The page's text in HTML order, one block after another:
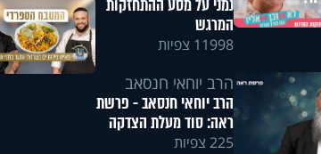
נמני על מסע ההתחזקות
המרגש
11998 צפיות
הרב יוחאי חנסאב
הרב יוחאי חנסאב - פרשת
ראה: סוד מעלת הצדקה
225 צפיות